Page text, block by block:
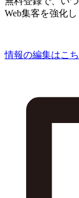
Web集客を強化し
情報の編集はこ